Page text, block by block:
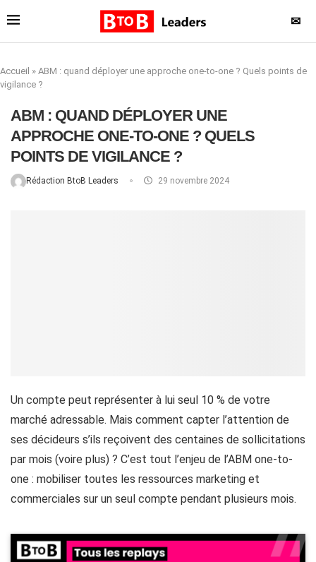
✉
Accueil » ABM : quand déployer une approche one-to-one ? Quels points de
vigilance ?
ABM : QUAND DÉPLOYER UNE
APPROCHE ONE-TO-ONE ? QUELS
POINTS DE VIGILANCE ?
Rédaction BtoB Leaders 29 novembre 2024
Un compte peut représenter à lui seul 10 % de votre
marché adressable. Mais comment capter l’attention de
ses décideurs s’ils reçoivent des centaines de sollicitations
par mois (voire plus) ? C’est tout l’enjeu de l’ABM one-to-
one : mobiliser toutes les ressources marketing et
commerciales sur un seul compte pendant plusieurs mois.